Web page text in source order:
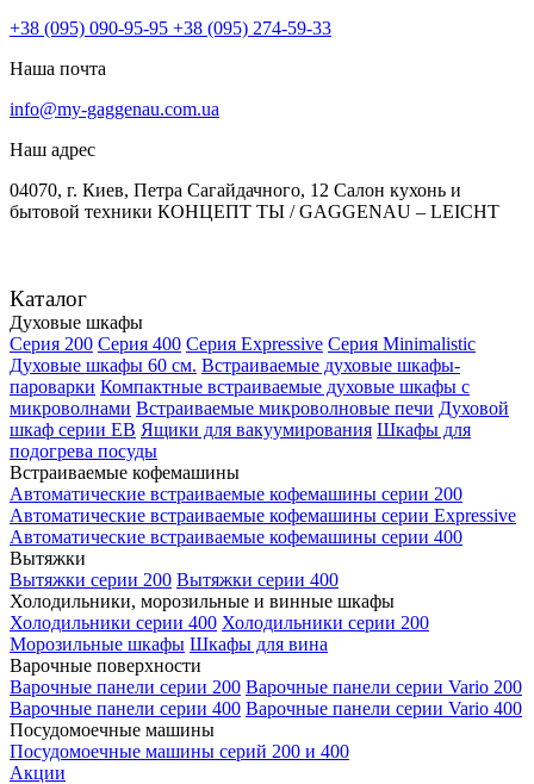
+38 (095) 090-95-95 +38 (095) 274-59-33
Наша почта
info@my-gaggenau.com.ua
Наш адрес
04070, г. Киев, Петра Сагайдачного, 12 Салон кухонь и
бытовой техники КОНЦЕПТ ТЫ / GAGGENAU – LEICHT
Каталог
Духовые шкафы
Серия 200 Серия 400 Серия Expressive Серия Minimalistic
Духовые шкафы 60 см. Встраиваемые духовые шкафы-
пароварки Компактные встраиваемые духовые шкафы с
микроволнами Встраиваемые микроволновые печи Духовой
шкаф серии EB Ящики для вакуумирования Шкафы для
подогрева посуды
Встраиваемые кофемашины
Автоматические встраиваемые кофемашины серии 200
Автоматические встраиваемые кофемашины серии Expressive
Автоматические встраиваемые кофемашины серии 400
Вытяжки
Вытяжки серии 200 Вытяжки серии 400
Холодильники, морозильные и винные шкафы
Холодильники серии 400 Холодильники серии 200
Морозильные шкафы Шкафы для вина
Варочные поверхности
Варочные панели серии 200 Варочные панели серии Vario 200
Варочные панели серии 400 Варочные панели серии Vario 400
Посудомоечные машины
Посудомоечные машины серий 200 и 400
Акции